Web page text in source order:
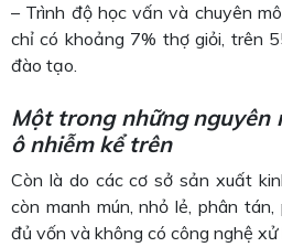
– Trình độ học vấn và chuyên
chỉ có khoảng 7% thợ giỏi, trên
đào tạo.
Một trong những nguyên
ô nhiễm kể trên
Còn là do các cơ sở sản xuất
còn manh mún, nhỏ lẻ, phân
đủ vốn và không có công nghệ